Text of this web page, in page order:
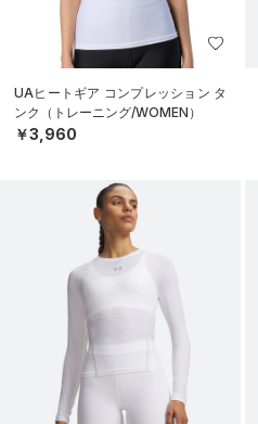
UAヒートギア コンプレッション タ
ンク（トレーニング/WOMEN）
￥3,960